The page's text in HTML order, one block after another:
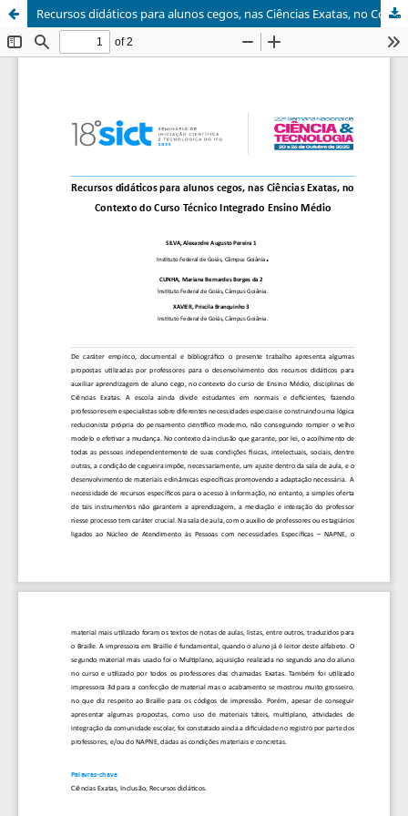
Recursos didáticos para alunos cegos, nas Ciências Exatas, no Contexto do Curso Técnico Integrado Ensino Médio